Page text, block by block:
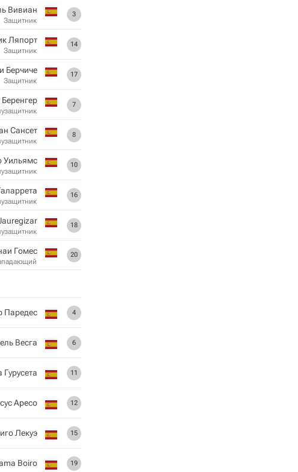
3
Вивиан
Защитник
14
Ляпорт
Защитник
17
Берчиче
Защитник
7
8
Сансет
10
Уильямс
16
18
20
Гомес
4
Паредес
6
Весга
11
Гурусета
12
Аресо
15
Лекуэ
19
Boiro